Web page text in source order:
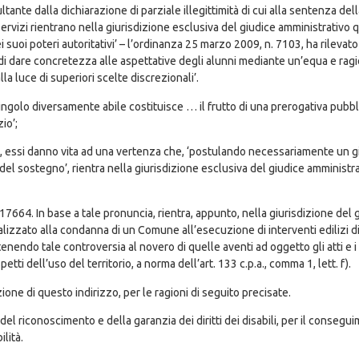
dalla dichiarazione di parziale illegittimità di cui alla sentenza
rientrano nella giurisdizione esclusiva del giudice amministrativo
poteri autoritativi’ – l’ordinanza 25 marzo 2009, n. 7103, ha
dare concretezza alle aspettative degli alunni mediante un’equa e
luce di superiori scelte discrezionali’.
diversamente abile costituisce … il frutto di una prerogativa
danno vita ad una vertenza che, ‘postulando necessariamente
sostegno’, rientra nella giurisdizione esclusiva del giudice
In base a tale pronuncia, rientra, appunto, nella giurisdizione
alla condanna di un Comune all’esecuzione di interventi edilizi
tale controversia al novero di quelle aventi ad oggetto gli atti
dell’uso del territorio, a norma dell’art. 133 c.p.a., comma 1, lett. f).
di questo indirizzo, per le ragioni di seguito precisate.
riconoscimento e della garanzia dei diritti dei disabili, per il